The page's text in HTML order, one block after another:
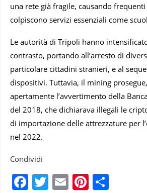
una rete già fragile, causando
colpiscono servizi essenziali come
Le autorità di Tripoli hanno
contrasto, portando all’arresto di
particolare cittadini stranieri, e al
dispositivi. Tuttavia, il mining
apertamente l’avvertimento della
del 2018, che dichiarava illegali le
di importazione delle attrezzature per
nel 2022.
Condividi
Facebook
Twitter
EmailPinterest